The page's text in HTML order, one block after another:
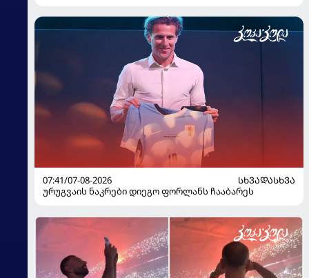
07:41/07-08-2026
ᲡᲮᲕᲐᲓᲐᲡᲮᲕᲐ
ურუგვაის ნაკრები დიეგო ფორლანს ჩააბარეს